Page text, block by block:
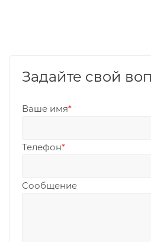
Задайте свой
Ваше имя*
Телефон*
Сообщение